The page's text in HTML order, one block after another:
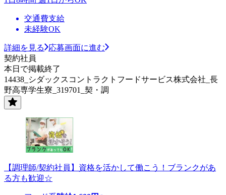
交通費支給
未経験OK
詳細を見る
応募画面に進む
契約社員
本日で掲載終了
14438_シダックスコントラクトフードサービス株式会社_長
野高専学生寮_319701_契・調
【調理師/契約社員】資格を活かして働こう！ブランクがあ
る方も歓迎☆